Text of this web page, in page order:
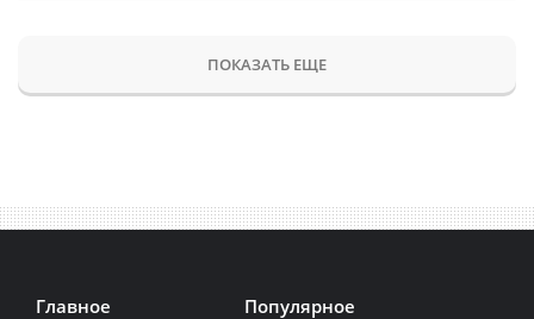
ПОКАЗАТЬ ЕЩЕ
Главное Популярное